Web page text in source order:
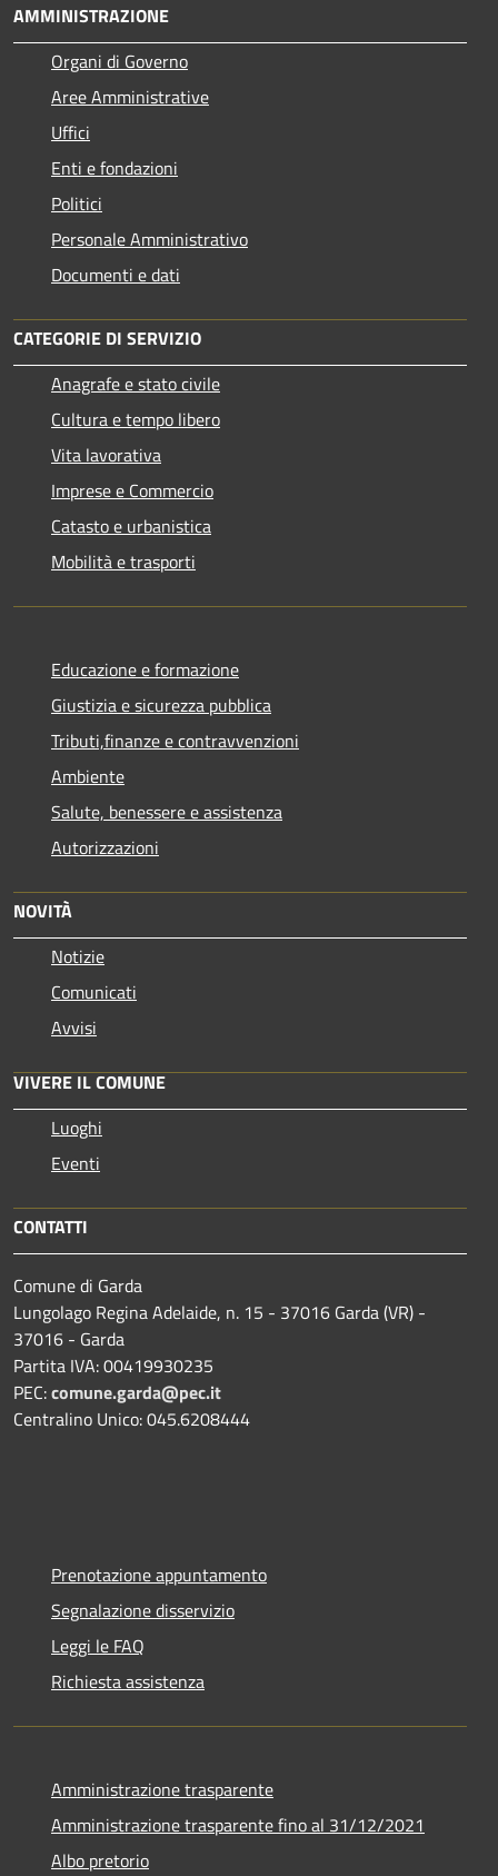
AMMINISTRAZIONE
Organi di Governo
Aree Amministrative
Uffici
Enti e fondazioni
Politici
Personale Amministrativo
Documenti e dati
CATEGORIE DI SERVIZIO
Anagrafe e stato civile
Cultura e tempo libero
Vita lavorativa
Imprese e Commercio
Catasto e urbanistica
Mobilità e trasporti
Educazione e formazione
Giustizia e sicurezza pubblica
Tributi,finanze e contravvenzioni
Ambiente
Salute, benessere e assistenza
Autorizzazioni
NOVITÀ
Notizie
Comunicati
Avvisi
VIVERE IL COMUNE
Luoghi
Eventi
CONTATTI
Comune di Garda
Lungolago Regina Adelaide, n. 15 - 37016 Garda (VR) -
37016 - Garda
Partita IVA: 00419930235
PEC:comune.garda@pec.it
Centralino Unico: 045.6208444
Prenotazione appuntamento
Segnalazione disservizio
Leggi le FAQ
Richiesta assistenza
Amministrazione trasparente
Amministrazione trasparente fino al 31/12/2021
Albo pretorio